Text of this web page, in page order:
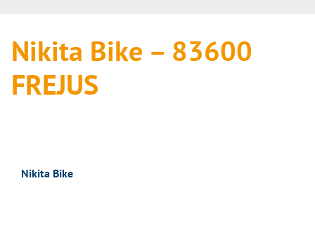
Nikita Bike – 83600
FREJUS
Nikita Bike